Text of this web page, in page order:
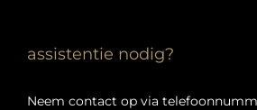
assistentie nodig?
Neem contact op via